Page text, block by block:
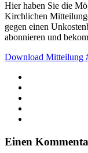
Hier haben Sie die
Kirchlichen
gegen einen
abonnieren und
Download Mitteilung
Einen